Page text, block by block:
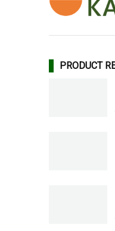
PRODUCT